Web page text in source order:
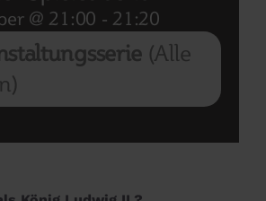
@ 21:00 - 21:20
(Alle